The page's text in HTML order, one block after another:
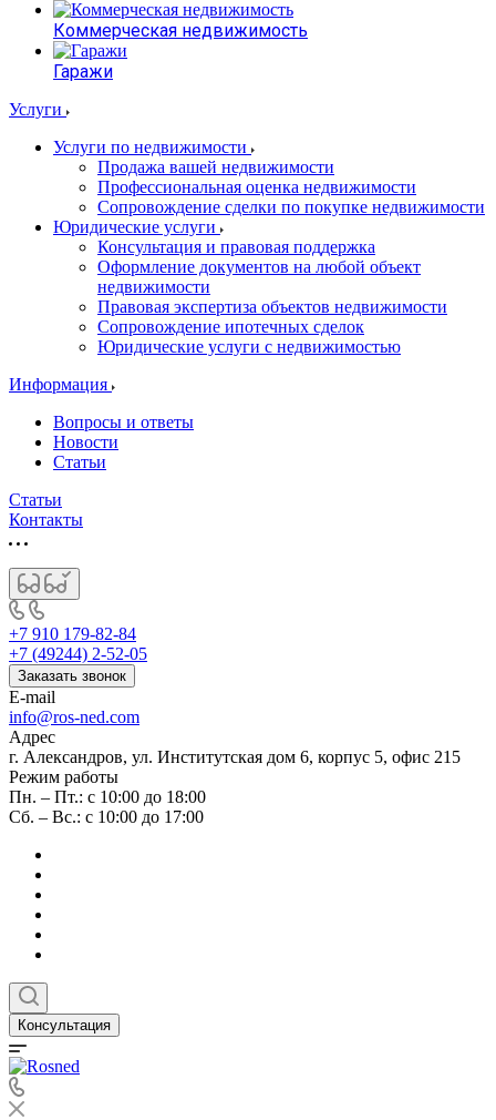
Коммерческая недвижимость
Гаражи
Услуги
Услуги по недвижимости
Продажа вашей недвижимости
Профессиональная оценка недвижимости
Сопровождение сделки по покупке недвижимости
Юридические услуги
Консультация и правовая поддержка
Оформление документов на любой объект
недвижимости
Правовая экспертиза объектов недвижимости
Сопровождение ипотечных сделок
Юридические услуги с недвижимостью
Информация
Вопросы и ответы
Новости
Статьи
Статьи
Контакты
+7 910 179-82-84
+7 (49244) 2-52-05
Заказать звонок
E-mail
info@ros-ned.com
Адрес
г. Александров, ул. Институтская дом 6, корпус 5, офис 215
Режим работы
Пн. – Пт.: с 10:00 до 18:00
Сб. – Вс.: с 10:00 до 17:00
Консультация